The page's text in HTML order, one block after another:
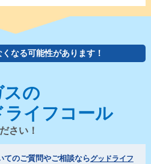
なる可能性があります！
スの
ライフコール
さい！
てのご質問やご相談ならグッドライフ